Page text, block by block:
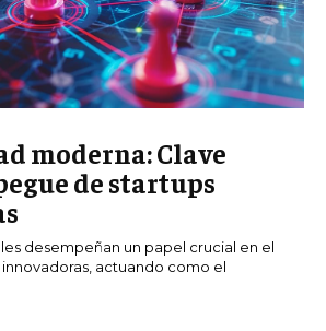
moderna: Clave
de startups
desempeñan un papel crucial en el
actuando como el